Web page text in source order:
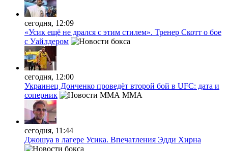
сегодня, 12:09
«Усик ещё не дрался с этим стилем». Тренер Скотт о бое
с Уайлдером
сегодня, 12:00
Украинец Донченко проведёт второй бой в UFC: дата и
соперник
MMA
сегодня, 11:44
Джошуа в лагере Усика. Впечатления Эдди Хирна